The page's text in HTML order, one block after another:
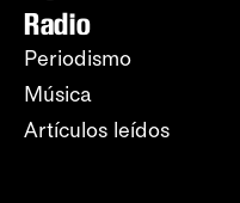
Radio
Periodismo
Música
Artículos leídos